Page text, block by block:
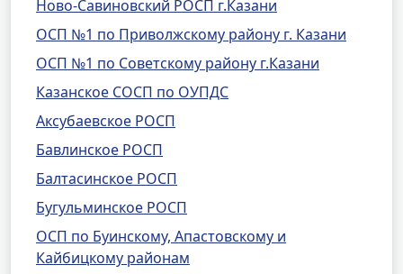
Ново-Савиновский РОСП г.Казани
ОСП №1 по Приволжскому району г. Казани
ОСП №1 по Советскому району г.Казани
Казанское СОСП по ОУПДС
Аксубаевское РОСП
Бавлинское РОСП
Балтасинское РОСП
Бугульминское РОСП
ОСП по Буинскому, Апастовскому и
Кайбицкому районам